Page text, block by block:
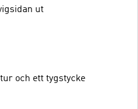
ut
och ett tygstycke